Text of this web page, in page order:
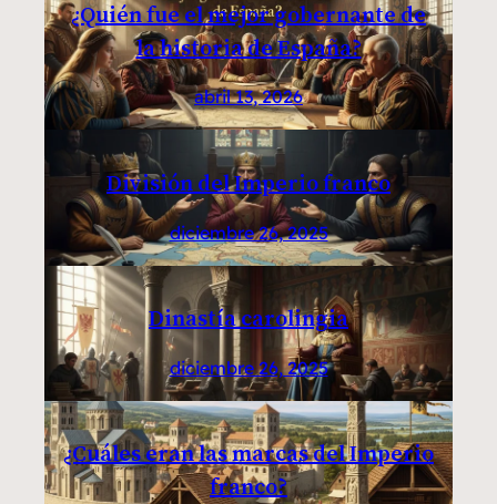
¿Quién fue el mejor gobernante de
la historia de España?
abril 13, 2026
División del Imperio franco
diciembre 26, 2025
Dinastía carolingia
diciembre 26, 2025
¿Cuáles eran las marcas del Imperio
franco?